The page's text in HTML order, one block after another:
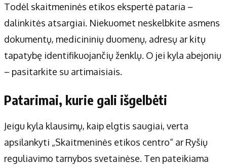
Todėl skaitmeninės etikos ekspertė pataria –
dalinkitės atsargiai. Niekuomet neskelbkite asmens
dokumentų, medicininių duomenų, adresų ar kitų
tapatybę identifikuojančių ženklų. O jei kyla abejonių
– pasitarkite su artimaisiais.
Patarimai, kurie gali išgelbėti
Jeigu kyla klausimų, kaip elgtis saugiai, verta
apsilankyti „Skaitmeninės etikos centro“ ar Ryšių
reguliavimo tarnybos svetainėse. Ten pateikiama